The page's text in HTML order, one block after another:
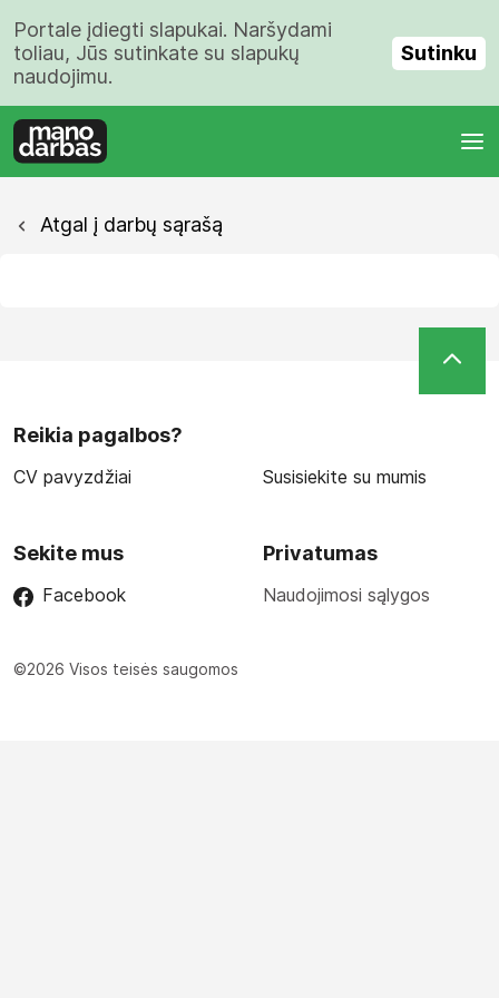
Portale įdiegti slapukai. Naršydami
toliau, Jūs sutinkate su slapukų
naudojimu.
Sutinku
Atgal į darbų sąrašą
Reikia pagalbos?
CV pavyzdžiai Susisiekite su mumis
Sekite mus
Facebook
Privatumas
Naudojimosi sąlygos
©2026 Visos teisės saugomos